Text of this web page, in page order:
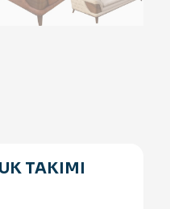
TAKIMI